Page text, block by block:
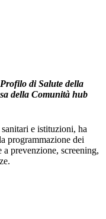
di Salute della
della Comunità hub
e istituzioni, ha
programmazione dei
prevenzione, screening,